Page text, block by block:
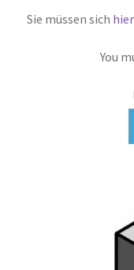
Sie müssen sich hier
You